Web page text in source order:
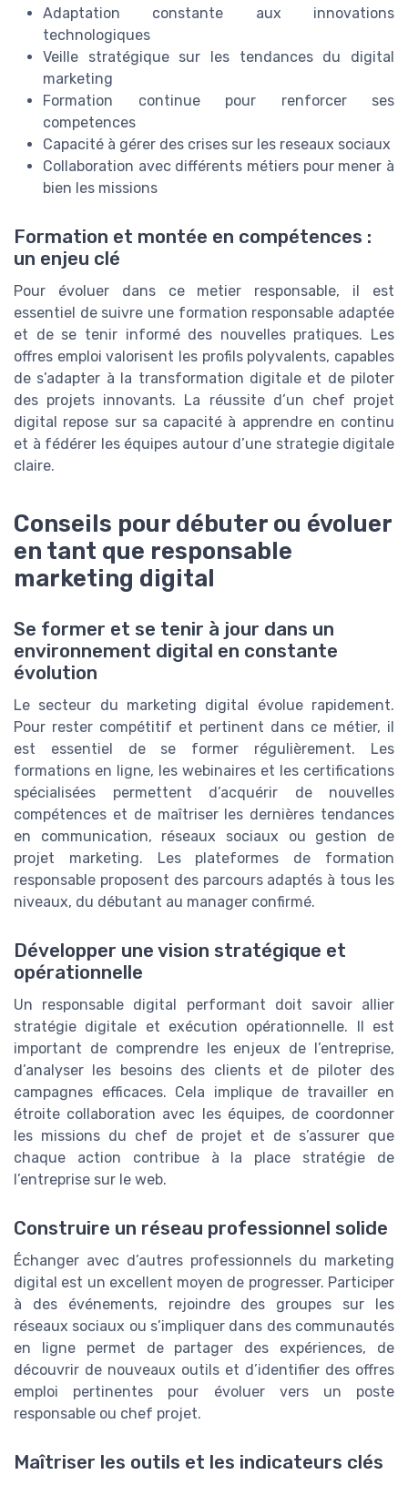
Adaptation constante aux innovations
technologiques
Veille stratégique sur les tendances du digital
marketing
Formation continue pour renforcer ses
competences
Capacité à gérer des crises sur les reseaux sociaux
Collaboration avec différents métiers pour mener à
bien les missions
Formation et montée en compétences :
un enjeu clé
Pour évoluer dans ce metier responsable, il est
essentiel de suivre une formation responsable adaptée
et de se tenir informé des nouvelles pratiques. Les
offres emploi valorisent les profils polyvalents, capables
de s’adapter à la transformation digitale et de piloter
des projets innovants. La réussite d’un chef projet
digital repose sur sa capacité à apprendre en continu
et à fédérer les équipes autour d’une strategie digitale
claire.
Conseils pour débuter ou évoluer
en tant que responsable
marketing digital
Se former et se tenir à jour dans un
environnement digital en constante
évolution
Le secteur du marketing digital évolue rapidement.
Pour rester compétitif et pertinent dans ce métier, il
est essentiel de se former régulièrement. Les
formations en ligne, les webinaires et les certifications
spécialisées permettent d’acquérir de nouvelles
compétences et de maîtriser les dernières tendances
en communication, réseaux sociaux ou gestion de
projet marketing. Les plateformes de formation
responsable proposent des parcours adaptés à tous les
niveaux, du débutant au manager confirmé.
Développer une vision stratégique et
opérationnelle
Un responsable digital performant doit savoir allier
stratégie digitale et exécution opérationnelle. Il est
important de comprendre les enjeux de l’entreprise,
d’analyser les besoins des clients et de piloter des
campagnes efficaces. Cela implique de travailler en
étroite collaboration avec les équipes, de coordonner
les missions du chef de projet et de s’assurer que
chaque action contribue à la place stratégie de
l’entreprise sur le web.
Construire un réseau professionnel solide
Échanger avec d’autres professionnels du marketing
digital est un excellent moyen de progresser. Participer
à des événements, rejoindre des groupes sur les
réseaux sociaux ou s’impliquer dans des communautés
en ligne permet de partager des expériences, de
découvrir de nouveaux outils et d’identifier des offres
emploi pertinentes pour évoluer vers un poste
responsable ou chef projet.
Maîtriser les outils et les indicateurs clés